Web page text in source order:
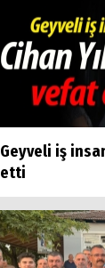
Geyveli iş
etti